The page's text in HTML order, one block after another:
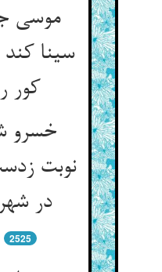
موسی
سینا
کور را بینا کند
خسرو
نوبت
در
2525